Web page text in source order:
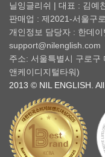
닐잉글리쉬 | 대표 : 김예
판매업 : 제2021-서울구
개인정보 담당자 : 한데
support@nilenglish.com
주소: 서울특별시 구로구
앤케이디지털타워)
2013 © NIL ENGLISH.